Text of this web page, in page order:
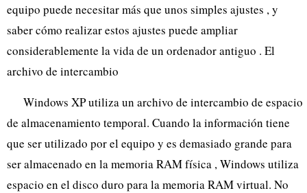
equipo puede necesitar más que unos simples ajustes , y
saber cómo realizar estos ajustes puede ampliar
considerablemente la vida de un ordenador antiguo . El
archivo de intercambio
Windows XP utiliza un archivo de intercambio de espacio
de almacenamiento temporal. Cuando la información tiene
que ser utilizado por el equipo y es demasiado grande para
ser almacenado en la memoria RAM física , Windows utiliza
espacio en el disco duro para la memoria RAM virtual. No